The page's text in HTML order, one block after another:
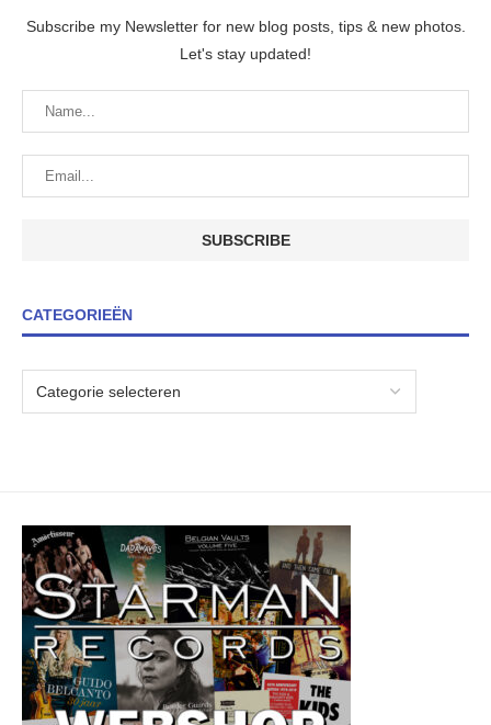
Subscribe my Newsletter for new blog posts, tips & new photos.
Let's stay updated!
CATEGORIEËN